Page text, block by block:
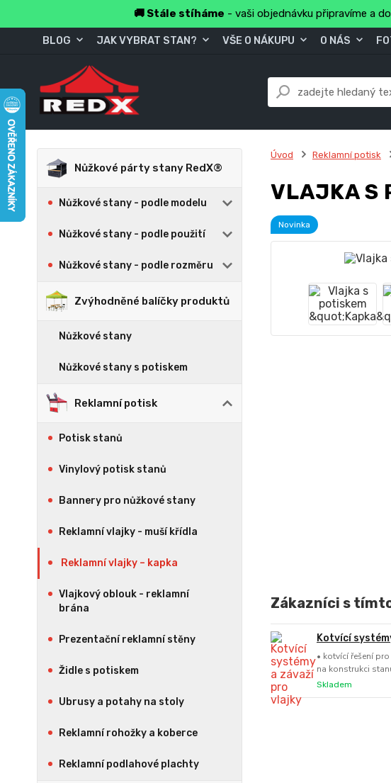
🚚 Stále stíháme - vaši objednávku připravíme a
BLOG JAK VYBRAT STAN? VŠE O NÁKUPU O NÁS
Nůžkové párty stany RedX®
Nůžkové stany - podle modelu
Nůžkové stany - podle použití
Nůžkové stany - podle rozměru
Zvýhodněné balíčky produktů
Nůžkové stany
Nůžkové stany s potiskem
Reklamní potisk
Potisk stanů
Vinylový potisk stanů
Bannery pro nůžkové stany
Reklamní vlajky - muší křídla
Reklamní vlajky – kapka
Vlajkový oblouk - reklamní
brána
Prezentační reklamní stěny
Židle s potiskem
Ubrusy a potahy na stoly
Reklamní rohožky a koberce
Reklamní podlahové plachty
Úvod Reklamní potisk
VLAJKA S
Novinka
Zákazníci s
Kotvící
• kotvící řešení
na konstrukci
Skladem